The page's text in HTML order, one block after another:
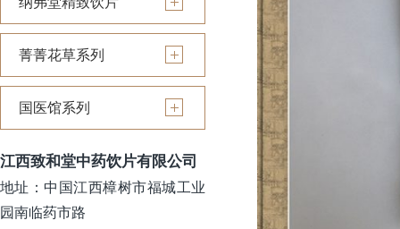
菁菁花草系列
国医馆系列
江西致和堂中药饮片有限公司
地址：中国江西樟树市福城工业
园南临药市路